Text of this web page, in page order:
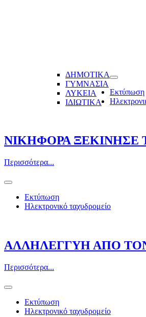
ΔΗΜΟΤΙΚΑ
ΓΥΜΝΑΣΙΑ
ΛΥΚΕΙΑ
ΙΔΙΩΤΙΚΑ
Εκτύπωση
ΝΙΚΗΦΟΡΑ ΞΕΚΙΝΗΣΕ
Περισσότερα...
Εκτύπωση
Ηλεκτρονικό ταχυδρομείο
ΑΛΛΗΛΕΓΓΥΗ ΑΠΟ
Περισσότερα...
Εκτύπωση
Ηλεκτρονικό ταχυδρομείο